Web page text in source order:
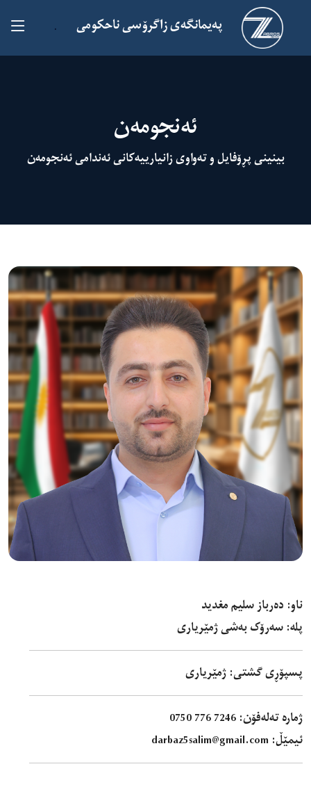
پەیمانگەی زاگرۆسی ناحکومی .
ئەنجومەن
بینینی پڕۆفایل و تەواوی زانیارییەکانی ئەندامی ئەنجومەن
ناو: دەرباز سلیم مغدید
پلە: سەرۆک بەشی ژمێریاری
پسپۆڕی گشتی: ژمێریاری
ژمارە تەلەفۆن:0750 776 7246
ئیمێڵ: darbaz5salim@gmail.com